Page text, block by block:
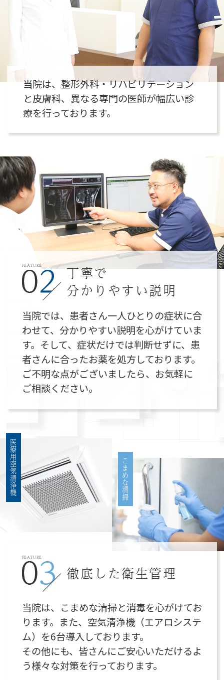
2025.08.04
2025.06.02
20250523からだに不具合が生じたら…
Clickingthis image will allow you to read
theblog.
❖一緒に働いてくださる看護
師さんを募集してます
❖インフルエンザ、コロナの治療中の方は治っ
てからの受診をお願いします
❖受付はご本人様が来院されてからとさせてい
ただいてます
当院は、整形外科・リハビリテーション
と皮膚科、異なる専門の医師が幅広い診
療を行っております。
FEATURE
丁寧で
分かりやすい説明
当院では、患者さん一人ひとりの症状に合
わせて、分かりやすい説明を心がけていま
す。そして、症状だけでは判断せずに、患
者さんに合ったお薬を処方しております。
ご不明な点がございましたら、お気軽に
ご相談ください。
医療用空気清浄機 こまめな清掃
FEATURE
徹底した衛生管理
当院は、こまめな清掃と消毒を心がけてお
ります。また、空気清浄機（エアロシステ
ム）を6台導入しております。
その他にも、皆さんにご安心いただけるよ
う様々な対策を行っております。